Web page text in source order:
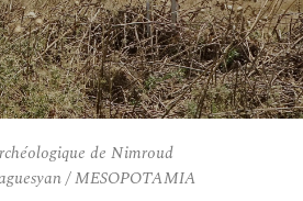
de Nimroud
/ MESOPOTAMIA